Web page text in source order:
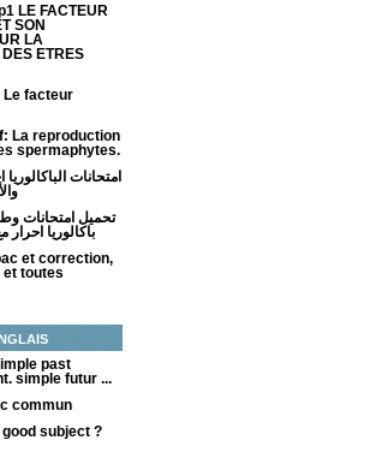
LE FACTEUR
SON
LA
ETRES
Le facteur
La reproduction
spermaphytes.
امتحانات
باكالوريا
et correction,
toutes
past
simple futur ...
commun
subject ?